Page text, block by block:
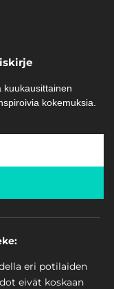
kuukausittainen
kokemuksia.
eri potilaiden
eivät koskaan